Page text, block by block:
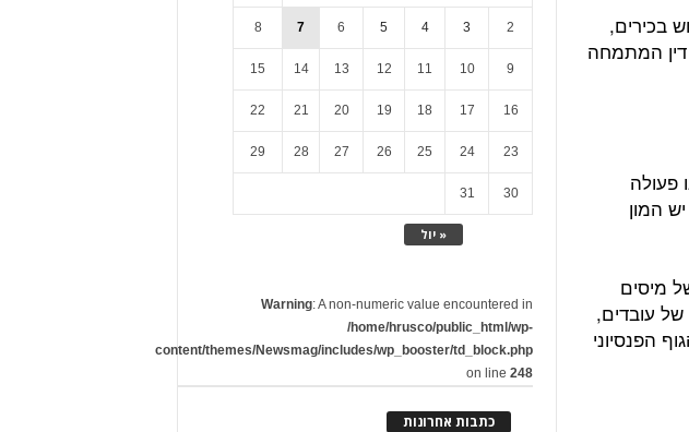
בכירים,
המתמחה
פעולה
המון
מיסים
של עובדים,
הפנסיוני
« יול
2
3
4
5
6
7
8
9
10
11
12
13
14
15
16
17
18
19
20
21
22
23
24
25
26
27
28
29
30
31
Warning: A non-numeric value encountered in
/home/hrusco/public_html/wp-
content/themes/Newsmag/includes/wp_booster/td_block.php
on line248
כתבות אחרונות